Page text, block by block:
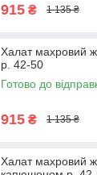
915 ₴ 1 135 ₴
Халат махровий
р. 42-50
Готово до
915 ₴ 1 135 ₴
Халат махровий